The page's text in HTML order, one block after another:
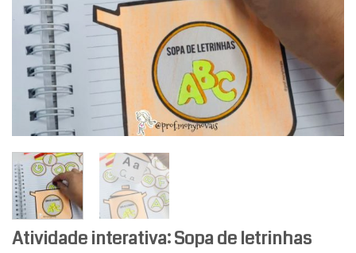
Atividade interativa: Sopa de letrinhas